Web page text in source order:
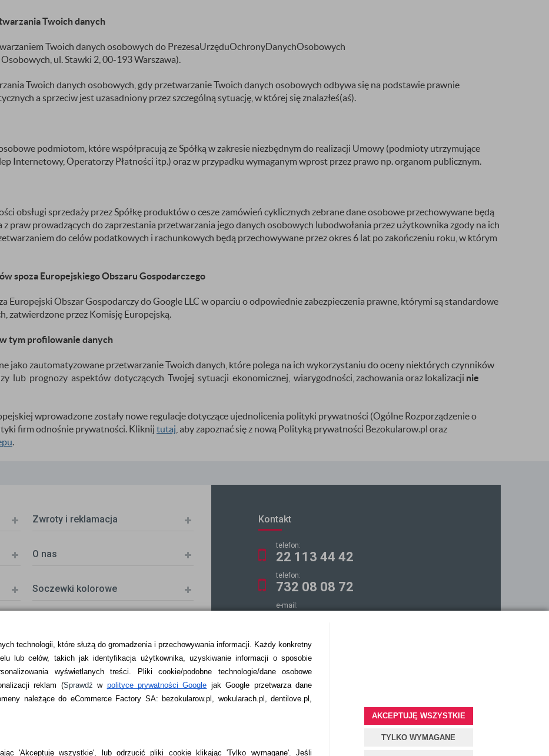
technologii, które służą do gromadzenia i przechowywania informacji. Każdy konkretny
lub celów, takich jak identyfikacja użytkownika, uzyskiwanie informacji o sposobie
wyświetlanych treści.
Pliki cookie/podobne technologie/dane osobowe
reklam (Sprawdźw polityce prywatności Google jak Google przetwarza dane
należące do eCommerce Factory SA: bezokularow.pl, wokularach.pl, dentilove.pl,
'Akceptuję wszystkie', lub odrzucić pliki cookie klikając 'Tylko wymagane'. Jeśli
AKCEPTUJĘ WSZYSTKIE
TYLKO WYMAGANE
Twoich danych
Twoich danych osobowych do PrezesaUrzęduOchronyDanychOsobowych
ul. Stawki 2, 00-193 Warszawa).
Twoich danych osobowych, gdy przetwarzanie Twoich danych osobowych odbywa się na podstawie prawnie
a sprzeciw jest uzasadniony przez szczególną sytuację, w której się znalazłeś(aś).
podmiotom, które współpracują ze Spółką w zakresie niezbędnym do realizacji Umowy (podmioty utrzymujące
Internetowy, Operatorzy Płatności itp.) oraz w przypadku wymaganym wprost przez prawo np. organom publicznym.
obsługi sprzedaży przez Spółkę produktów o cesze zamówień cyklicznych zebrane dane osobowe przechowywane będą
praw prowadzących do zaprzestania przetwarzania jego danych osobowych lubodwołania przez użytkownika zgody na ich
do celów podatkowych i rachunkowych będą przechowywane przez okres 6 lat po zakończeniu roku, w którym
spoza Europejskiego Obszaru Gospodarczego
Europejski Obszar Gospodarczy do Google LLC w oparciu o odpowiednie zabezpieczenia prawne, którymi są standardowe
zatwierdzone przez Komisję Europejską.
tym profilowanie danych
jako zautomatyzowane przetwarzanie Twoich danych, które polega na ich wykorzystaniu do oceny niektórych czynników
lub prognozy aspektów dotyczących Twojej sytuacji ekonomicznej, wiarygodności, zachowania oraz lokalizacji nie
wprowadzone zostały nowe regulacje dotyczące ujednolicenia polityki prywatności (Ogólne Rozporządzenie o
firm odnośnie prywatności. Kliknij tutaj , aby zapoznać się z nową Polityką prywatności Bezokularow.pl oraz
.
Zwroty i reklamacja
O nas
Soczewki kolorowe
Kontakt
telefon:
22 113 44 42
telefon:
732 08 08 72
e-mail: